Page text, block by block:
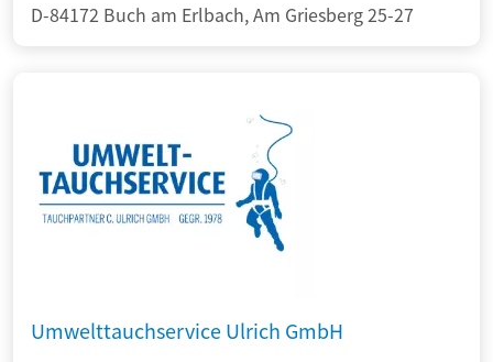
D-84172 Buch am Erlbach, Am Griesberg 25-27
Umwelttauchservice Ulrich GmbH